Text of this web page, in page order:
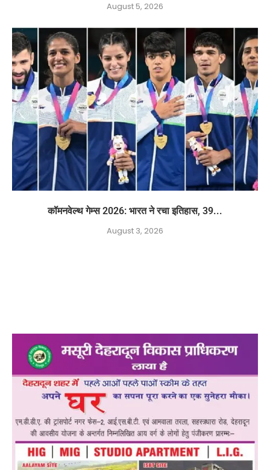
August 5, 2026
कॉमनवेल्थ गेम्स 2026: भारत ने रचा इतिहास, 39...
August 3, 2026